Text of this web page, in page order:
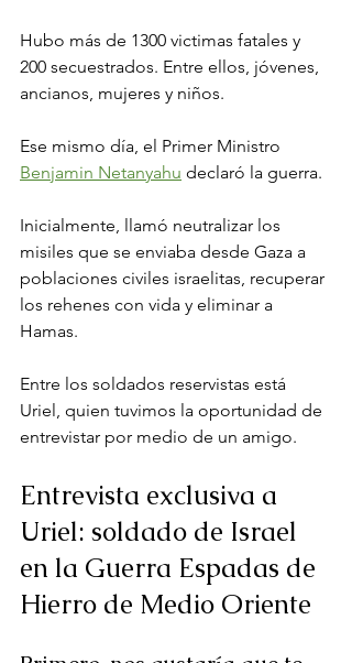
Hubo más de 1300 victimas fatales y
200 secuestrados. Entre ellos, jóvenes,
ancianos, mujeres y niños.
Ese mismo día, el Primer Ministro
Benjamin Netanyahu declaró la guerra.
Inicialmente, llamó neutralizar los
misiles que se enviaba desde Gaza a
poblaciones civiles israelitas, recuperar
los rehenes con vida y eliminar a
Hamas.
Entre los soldados reservistas está
Uriel, quien tuvimos la oportunidad de
entrevistar por medio de un amigo.
Entrevista exclusiva a
Uriel: soldado de Israel
en la Guerra Espadas de
Hierro de Medio Oriente